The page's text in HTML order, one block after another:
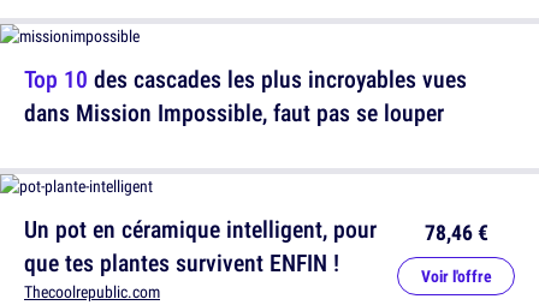
Top 10 des cascades les plus incroyables vues
dans Mission Impossible, faut pas se louper
Un pot en céramique intelligent, pour
que tes plantes survivent ENFIN !
Thecoolrepublic.com
78,46 €
Voir l'offre